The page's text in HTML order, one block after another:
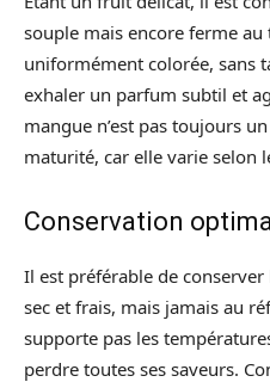
souple mais encore ferme au
uniformément colorée, sans
exhaler un parfum subtil et
mangue n’est pas toujours
maturité, car elle varie selon
Conservation
Il est préférable de
sec et frais, mais jamais au
supporte pas les
perdre toutes ses saveurs.